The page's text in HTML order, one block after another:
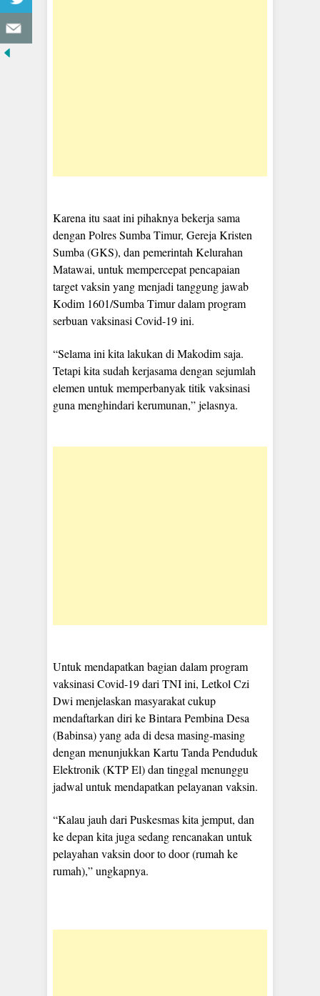
Karena itu saat ini pihaknya bekerja sama
dengan Polres Sumba Timur, Gereja Kristen
Sumba (GKS), dan pemerintah Kelurahan
Matawai, untuk mempercepat pencapaian
target vaksin yang menjadi tanggung jawab
Kodim 1601/Sumba Timur dalam program
serbuan vaksinasi Covid-19 ini.
“Selama ini kita lakukan di Makodim saja.
Tetapi kita sudah kerjasama dengan sejumlah
elemen untuk memperbanyak titik vaksinasi
guna menghindari kerumunan,” jelasnya.
Untuk mendapatkan bagian dalam program
vaksinasi Covid-19 dari TNI ini, Letkol Czi
Dwi menjelaskan masyarakat cukup
mendaftarkan diri ke Bintara Pembina Desa
(Babinsa) yang ada di desa masing-masing
dengan menunjukkan Kartu Tanda Penduduk
Elektronik (KTP El) dan tinggal menunggu
jadwal untuk mendapatkan pelayanan vaksin.
“Kalau jauh dari Puskesmas kita jemput, dan
ke depan kita juga sedang rencanakan untuk
pelayahan vaksin door to door (rumah ke
rumah),” ungkapnya.